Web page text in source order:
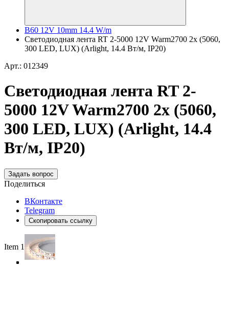
B60 12V 10mm 14.4 W/m
Светодиодная лента RT 2-5000 12V Warm2700 2x (5060,
300 LED, LUX) (Arlight, 14.4 Вт/м, IP20)
Арт.: 012349
Светодиодная лента RT 2-
5000 12V Warm2700 2x (5060,
300 LED, LUX) (Arlight, 14.4
Вт/м, IP20)
Задать вопрос
Поделиться
ВКонтакте
Telegram
Скопировать ссылку
Item 1 of 5